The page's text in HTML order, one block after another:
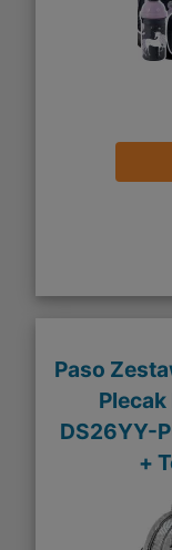
Paso
DS26YY-
+